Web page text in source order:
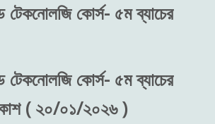
টেকনোলজি কোর্স- ৫ম ব্যাচের
টেকনোলজি কোর্স- ৫ম ব্যাচের
( ২০/০১/২০২৬ )